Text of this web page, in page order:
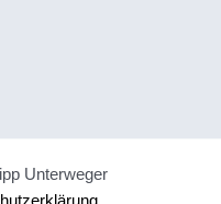
Unterweger